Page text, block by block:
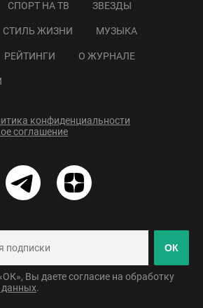
СПОРТ НА ТВ ЗВЕЗДЫ
СТИЛЬ ЖИЗНИ МУЗЫКА
РЕЙТИНГИ О ЖУРНАЛЕ
конфиденциальности
соглашение
ОК
Вы даете согласие на обработку
данных.